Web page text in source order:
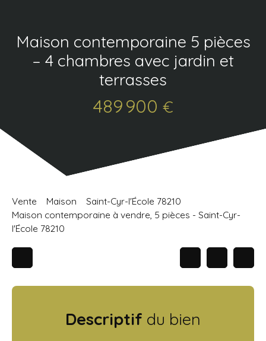
Maison contemporaine 5 pièces
– 4 chambres avec jardin et
terrasses
489 900 €
Vente Maison
Saint-Cyr-l'École 78210
Maison contemporaine à vendre, 5 pièces - Saint-Cyr-
l'École 78210
Descriptif du bien